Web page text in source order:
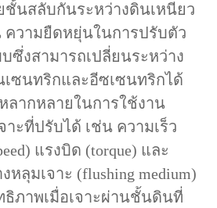
นสลับกันระหว่างดินเหนียว
ความยืดหยุ่นในการปรับตัว
ซึ่งสามารถเปลี่ยนระหว่าง
เซนทริกและอีซเซนทริกได้
ลากหลายในการใช้งาน
าะที่ปรับได้ เช่น ความเร็ว
แรงบิด (torque) และ
หลุมเจาะ (flushing medium)
ธิภาพเมื่อเจาะผ่านชั้นดินที่